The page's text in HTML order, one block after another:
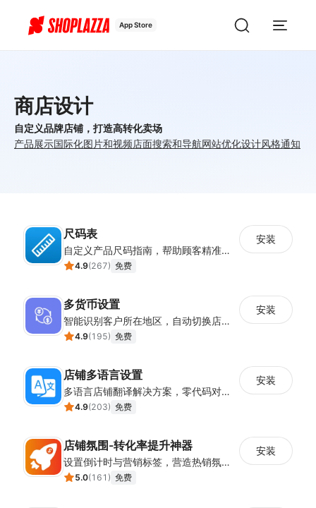
App Store
商店设计
自定义品牌店铺，打造高转化卖场
产品展示国际化图片和视频店面搜索和导航网站优化设计风格通知
尺码表
自定义产品尺码指南，帮助顾客精准选择所需尺码
4.9(267) 免费
安装
多货币设置
智能识别客户所在地区，自动切换店铺货币展示
4.9(195) 免费
安装
店铺多语言设置
多语言店铺翻译解决方案，零代码对接全球消费者
4.9(203) 免费
安装
店铺氛围-转化率提升神器
设置倒计时与营销标签，营造热销氛围强化购买意愿，提升下单转化率
5.0(161 ) 免费
安装